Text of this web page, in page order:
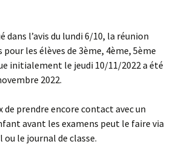
dans l’avis du lundi 6/10, la réunion
les élèves de 3ème, 4ème, 5ème
initialement le jeudi 10/11/2022 a été
2022.
de prendre encore contact avec un
avant les examens peut le faire via
le journal de classe.